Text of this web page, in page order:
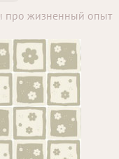
про жизненный опыт